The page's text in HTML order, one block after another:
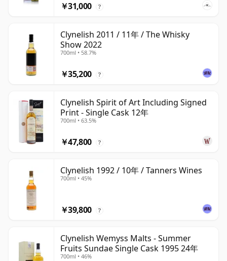
￥31,000 ?
Clynelish 2011 / 11年 / The Whisky
Show 2022
700ml • 58.7%
￥35,200 ?
Clynelish Spirit of Art Including Signed
Print - Single Cask 12年
700ml • 63.5%
￥47,800 ?
Clynelish 1992 / 10年 / Tanners Wines
700ml • 45%
￥39,800 ?
Clynelish Wemyss Malts - Summer
Fruits Sundae Single Cask 1995 24年
700ml • 46%